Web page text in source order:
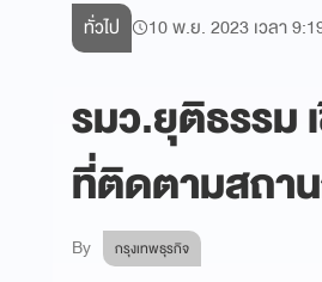
ทั่วไป 10 พ.ย. 2023 เวลา
รมว.ยุติธรรม
ที่ติดตามสถา
By กรุงเทพธุรกิจ